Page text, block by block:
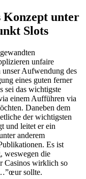
unter
Slots
unfaire
Aufwendung des
eines guten ferner
sei das wichtigste
einem Aufführen via
Daneben dem
der wichtigsten
und leitet er ein
anderem
Es ist
weswegen die
Casinos wirklich so
sollte.